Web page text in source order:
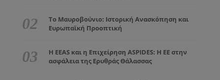
Το Μαυροβούνιο: Ιστορική Ανασκόπηση και
Ευρωπαϊκή Προοπτική
Η EEAS και η Επιχείρηση ASPIDES: Η ΕΕ στην
ασφάλεια της Ερυθράς Θάλασσας